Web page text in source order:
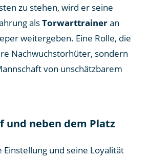
zu stehen, wird er seine
alsTorwarttraineran
weitergeben. Eine Rolle, die
Nachwuchstorhüter, sondern
von unschätzbarem
und neben dem Platz
Einstellung und seine Loyalität